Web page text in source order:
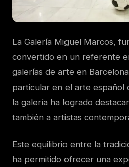
La Galería Miguel Marcos,
convertido en un referente
galerías de arte en
particular en el arte español
la galería ha logrado
también a artistas
Este equilibrio entre la
ha permitido ofrecer una